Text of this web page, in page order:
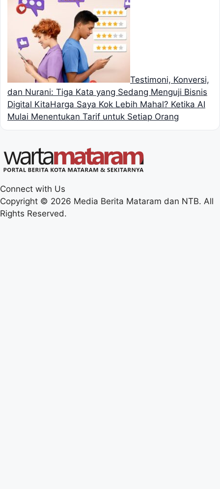
Testimoni, Konversi,
dan Nurani: Tiga Kata yang Sedang Menguji Bisnis
Digital KitaHarga Saya Kok Lebih Mahal? Ketika AI
Mulai Menentukan Tarif untuk Setiap Orang
Connect with Us
Copyright © 2026 Media Berita Mataram dan NTB. All
Rights Reserved.